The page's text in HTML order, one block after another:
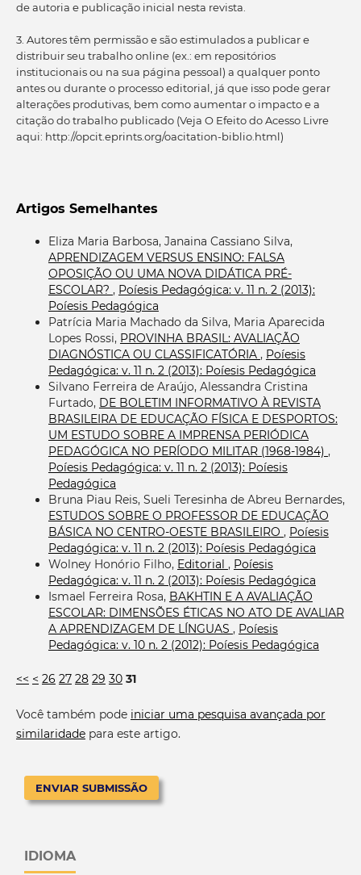
de autoria e publicação inicial nesta revista.
3. Autores têm permissão e são estimulados a publicar e
distribuir seu trabalho online (ex.: em repositórios
institucionais ou na sua página pessoal) a qualquer ponto
antes ou durante o processo editorial, já que isso pode gerar
alterações produtivas, bem como aumentar o impacto e a
citação do trabalho publicado (Veja O Efeito do Acesso Livre
aqui: http://opcit.eprints.org/oacitation-biblio.html)
Artigos Semelhantes
Eliza Maria Barbosa, Janaina Cassiano Silva,
APRENDIZAGEM VERSUS ENSINO: FALSA
OPOSIÇÃO OU UMA NOVA DIDÁTICA PRÉ-
ESCOLAR? , Poíesis Pedagógica: v. 11 n. 2 (2013):
Poíesis Pedagógica
Patrícia Maria Machado da Silva, Maria Aparecida
Lopes Rossi, PROVINHA BRASIL: AVALIAÇÃO
DIAGNÓSTICA OU CLASSIFICATÓRIA , Poíesis
Pedagógica: v. 11 n. 2 (2013): Poíesis Pedagógica
Silvano Ferreira de Araújo, Alessandra Cristina
Furtado, DE BOLETIM INFORMATIVO À REVISTA
BRASILEIRA DE EDUCAÇÃO FÍSICA E DESPORTOS:
UM ESTUDO SOBRE A IMPRENSA PERIÓDICA
PEDAGÓGICA NO PERÍODO MILITAR (1968-1984) ,
Poíesis Pedagógica: v. 11 n. 2 (2013): Poíesis
Pedagógica
Bruna Piau Reis, Sueli Teresinha de Abreu Bernardes,
ESTUDOS SOBRE O PROFESSOR DE EDUCAÇÃO
BÁSICA NO CENTRO-OESTE BRASILEIRO , Poíesis
Pedagógica: v. 11 n. 2 (2013): Poíesis Pedagógica
Wolney Honório Filho, Editorial , Poíesis
Pedagógica: v. 11 n. 2 (2013): Poíesis Pedagógica
Ismael Ferreira Rosa, BAKHTIN E A AVALIAÇÃO
ESCOLAR: DIMENSÕES ÉTICAS NO ATO DE AVALIAR
A APRENDIZAGEM DE LÍNGUAS , Poíesis
Pedagógica: v. 10 n. 2 (2012): Poíesis Pedagógica
<< < 26 27 28 29 30 31
Você também pode iniciar uma pesquisa avançada por
similaridadepara este artigo.
ENVIAR SUBMISSÃO
IDIOMA